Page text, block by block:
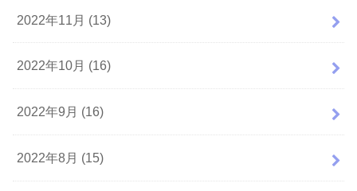
2022年11月 (13)
2022年10月 (16)
2022年9月 (16)
2022年8月 (15)